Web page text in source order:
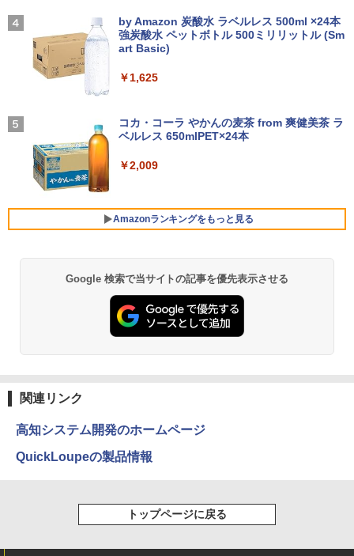
【中古】【20260619】
￥16,500
[ Core i5 7300U 8GBメモリ 256GB SSD
12.1型 カメラ付き ] : アウトレット ●
コン レッツノート Let's note 2in1タブ
レットOffice選択可 PC おしゃれなカラ
￥19,980
【ポイント5倍&1500円オフ】【WEBカ
メラ＆フルHD】ノートパソコン 中古 パ
ソコン 14インチ 最大SSD1TB メモリ16
GB Core i5 第8世代 Microsoft Office付
き Windows11 DELL Latitude 5400 Mi
crosoft Office付き 中古ノートパソコン
ノートPC パソコン カメラ 軽量 薄型
液晶セット Windows11 Pro EPSON En
deavor AT997/E Core i5 16GB 22インチ
中古 パソコン デスクトップパソコン
￥45,999
4
【正規永久版Office付き】ミニpc 【Intel
ini pc Windows11 Pro 超軽量 4コア/4ス
レッド 2.9GHz ミニパソコン 静音 M.2 2
ネ オフィス高速起動 省電力 静音設計
デスクトップパソコン デル DELL optipl
ex 3070SF Micro 9世代 Core i5 メモリ8
GB 16GB SSD256GB HDMI office Win
dows11 pro Win11 4K 対応 ミニPC デ
スクトップパソコン デスクトップ PC 中
モニター 15.6 インチ フルHD モニター
セカンド サブモニター 薄型 軽量 家庭用
テレワーク スマートフォン
￥9,999
【公式・メーカー直販・送料無料】モニ
ター 新品 フルHD HP Series 3 Pro 322p
角度調整 VESA 100Hz 液晶 HDMI VGA P
S5 Switch 3年保証 転送不可 (型番：AK2
F1UT）
￥11,280
施設基準パーフェクトブック 2026年度
版 [ 一般社団法人日本施設基準管理士協
会 ]
￥22,000
小学館 学習まんがシリーズ 学習まんが世
レスイヤホン bluetooth イヤホン V12 小型
軽量 ブルートゥースHi-Fi 最大36時間再生 ぶ
るーとゅーす コードレス ENCノイズキャン
付き 防水 タッチ式音量調整 スポーツ/通勤/通
￥1,964
Xiaomi シャオミ REDMI Buds 8 Lite ワイヤ
￥3,480
￥250
￥250
by Amazon 炭酸水 ラベルレス 500ml ×24本
強炭酸水 ペットボトル 500ミリリットル (Sm
art Basic)
￥1,625
コカ・コーラ やかんの麦茶 from 爽健美茶 ラ
ベルレス 650mlPET×24本
￥2,009
Amazonランキングをもっと見る
薬屋のひとりごと 17巻 (デジタル版ビッグガ
ンガンコミックス)
￥770
￥832
￥594
Google 検索で当サイトの記事を優先表示させる
関連リンク
高知システム開発のホームページ
QuickLoupeの製品情報
トップページに戻る